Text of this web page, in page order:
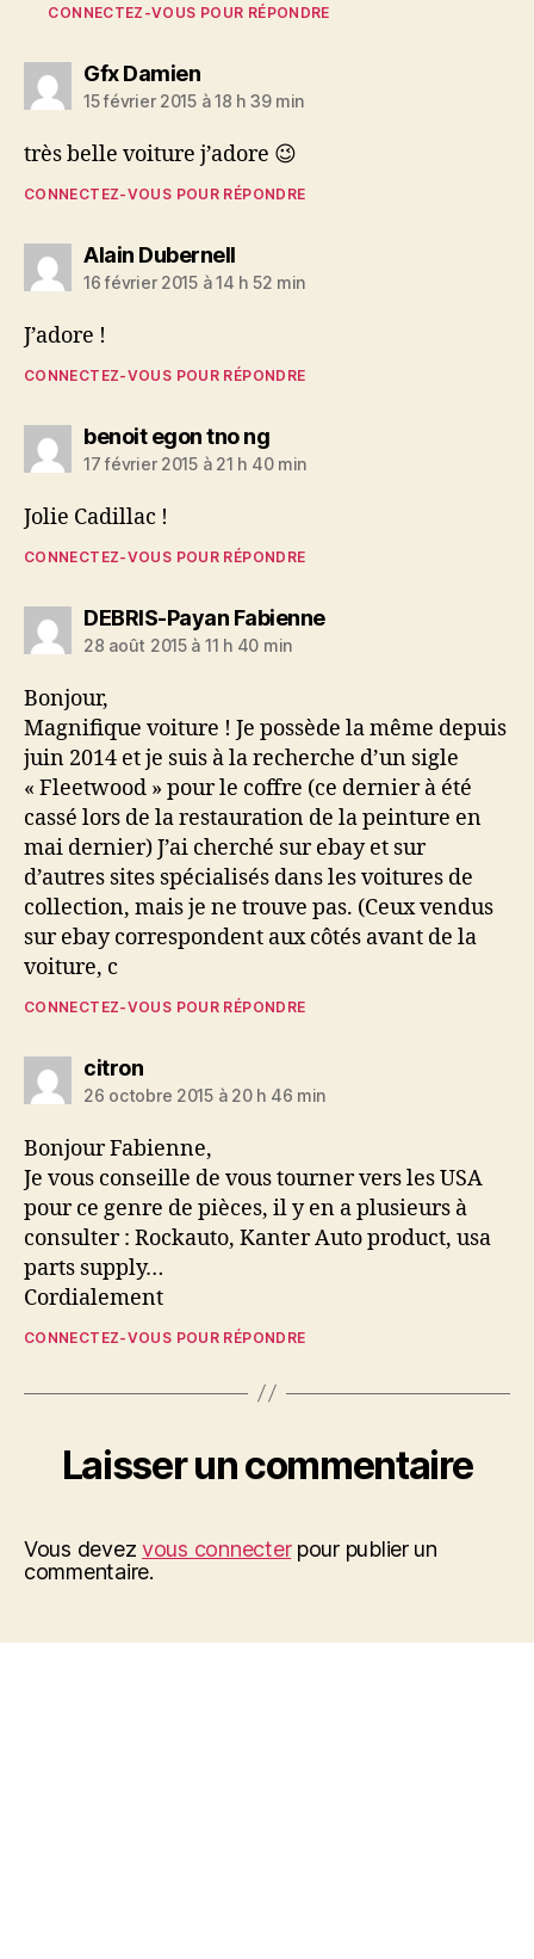
CONNECTEZ-VOUS POUR RÉPONDRE
Gfx Damiendit :
15 février 2015 à 18 h 39 min
très belle voiture j’adore 😉
CONNECTEZ-VOUS POUR RÉPONDRE
Alain Dubernelldit :
16 février 2015 à 14 h 52 min
J’adore !
CONNECTEZ-VOUS POUR RÉPONDRE
benoit egon tno ngdit :
17 février 2015 à 21 h 40 min
Jolie Cadillac !
CONNECTEZ-VOUS POUR RÉPONDRE
DEBRIS-Payan Fabiennedit :
28 août 2015 à 11 h 40 min
Bonjour,
Magnifique voiture ! Je possède la même depuis
juin 2014 et je suis à la recherche d’un sigle
« Fleetwood » pour le coffre (ce dernier à été
cassé lors de la restauration de la peinture en
mai dernier) J’ai cherché sur ebay et sur
d’autres sites spécialisés dans les voitures de
collection, mais je ne trouve pas. (Ceux vendus
sur ebay correspondent aux côtés avant de la
voiture, c
CONNECTEZ-VOUS POUR RÉPONDRE
citrondit :
26 octobre 2015 à 20 h 46 min
Bonjour Fabienne,
Je vous conseille de vous tourner vers les USA
pour ce genre de pièces, il y en a plusieurs à
consulter : Rockauto, Kanter Auto product, usa
parts supply…
Cordialement
CONNECTEZ-VOUS POUR RÉPONDRE
Laisser un commentaire
Vous devezvous connecterpour publier un
commentaire.